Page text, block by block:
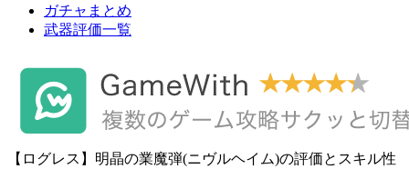
ガチャまとめ
武器評価一覧
【ログレス】明晶の業魔弾(ニヴルヘイム)の評価とスキル性